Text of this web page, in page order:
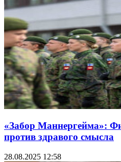
«Забор Маннергейма»:
против здравого смысла
28.08.2025 12:58